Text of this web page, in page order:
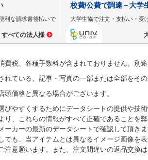
利な請求書後払いで
すべての法人様
校費/公費で調達－大学
大学生協で注文・支払い・受
税、各種手数料が含まれておりません。別
ている、記事・写真の一部または全部をそ
価格と異なる場合がございます。
やすくするためにデータシートの提供や技
り、これらの情報がすべて正確であることを
ーカーの最新のデータシートで確認して頂きま
ても、当アイテムとは異なるイメージ画像を
注意願います。また、注文間違いの返品交換